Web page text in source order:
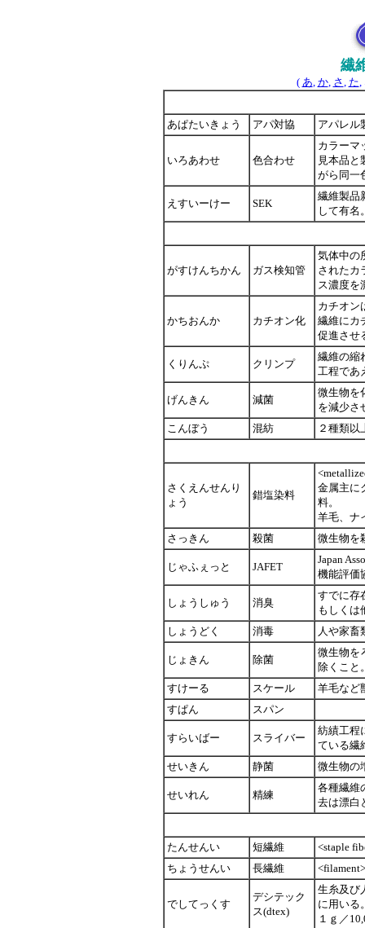
繊
( あ, か, さ, た,
あぱたいきょう アパ対協 アパレル
いろあわせ 色合わせ
カラーマ
見本品と
がら同一
えすいーけー SEK
繊維製品
して有名
がすけんちかん ガス検知管
気体中の
されたカ
ス濃度を
かちおんか カチオン化
カチオン
繊維にカ
促進させ
くりんぷ クリンプ
繊維の縮
工程であ
げんきん 減菌
微生物を
を減少さ
こんぼう
混紡 ２種類以
さくえんせんり
ょう
錯塩染料
金属主に
料。
羊毛、ナ
さっきん
殺菌 微生物を
じゃふぇっと JAFET
Japan
機能評価
しょうしゅう 消臭
すでに存
もしくは
しょうどく
消毒 人や家畜
じょきん 除菌
微生物を
除くこと
すけーる
スケール
羊毛など
すぱん
スパン
すらいばー スライバー
紡績工程
ている繊
せいきん
静菌 微生物の
せいれん 精練
各種繊維
去は漂白
たんせんい 短繊維
<staple
ちょうせんい
長繊維
でしてっくす
デシテック
ス(dtex)
生糸及び
に用いる
１ｇ／